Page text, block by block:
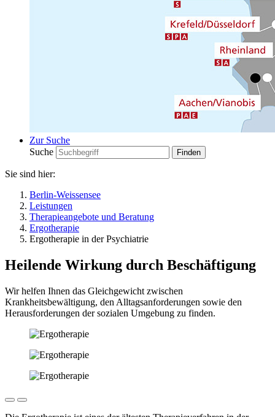
Zur Suche
Suche
Sie sind hier:
Berlin-Weissensee
Leistungen
Therapieangebote und Beratung
Ergotherapie
Ergotherapie in der Psychiatrie
Heilende Wirkung durch Beschäftigung
Wir helfen Ihnen das Gleichgewicht zwischen
Krankheitsbewältigung, den Alltagsanforderungen sowie den
Herausforderungen der sozialen Umgebung zu finden.